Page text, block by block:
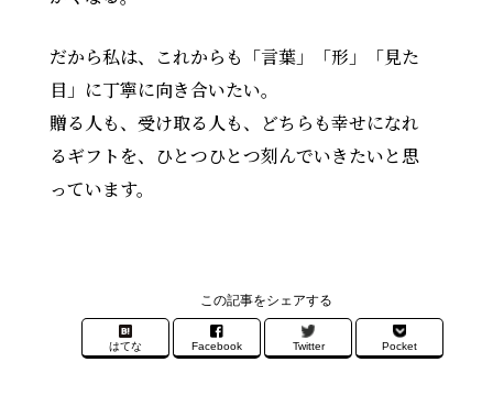
だから私は、これからも「言葉」「形」「見た
目」に丁寧に向き合いたい。
贈る人も、受け取る人も、どちらも幸せになれ
るギフトを、ひとつひとつ刻んでいきたいと思
っています。
この記事をシェアする
はてな Facebook Twitter Pocket